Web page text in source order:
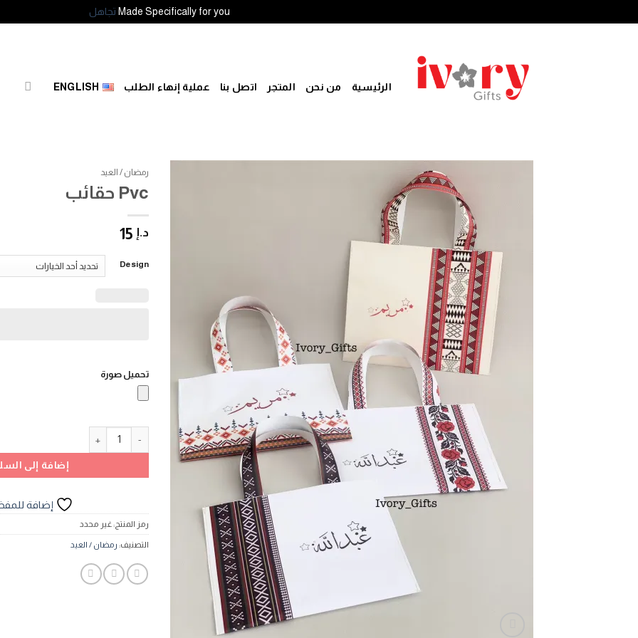
Made Specifically for you تجاهل
الرئيسية من نحن المتجر اتصل بنا عملية إنهاء الطلب ENGLISH
رمضان / العيد
Pvc حقائب
د.إ
Design
تحميل صورة
إضافة إلى
إضافة
رمز المنتج:غير محدد
التصنيف: رمضان / العيد